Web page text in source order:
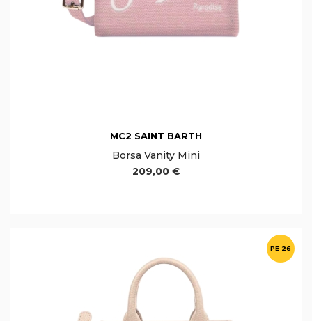
MC2 SAINT BARTH
Borsa Vanity Mini
209,00 €
PE 26